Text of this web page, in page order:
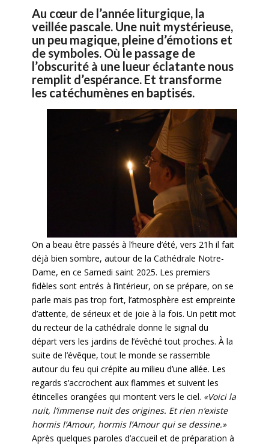
Au cœur de l’année liturgique, la
veillée pascale. Une nuit mystérieuse,
un peu magique, pleine d’émotions et
de symboles. Où le passage de
l’obscurité à une lueur éclatante nous
remplit d’espérance. Et transforme
les catéchumènes en baptisés.
On a beau être passés à l’heure d’été, vers 21h il fait
déjà bien sombre, autour de la Cathédrale Notre-
Dame, en ce Samedi saint 2025. Les premiers
fidèles sont entrés à l’intérieur, on se prépare, on se
parle mais pas trop fort, l’atmosphère est empreinte
d’attente, de sérieux et de joie à la fois. Un petit mot
du recteur de la cathédrale donne le signal du
départ vers les jardins de l’évêché tout proches. À la
suite de l’évêque, tout le monde se rassemble
autour du feu qui crépite au milieu d’une allée. Les
regards s’accrochent aux flammes et suivent les
étincelles orangées qui montent vers le ciel. «Voici la
nuit, l’immense nuit des origines. Et rien n’existe
hormis l’Amour, hormis l’Amour qui se dessine.»
Après quelques paroles d’accueil et de préparation à